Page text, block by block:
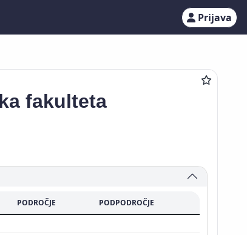
Prijava
fakulteta
PODROČJE PODPODROČJE